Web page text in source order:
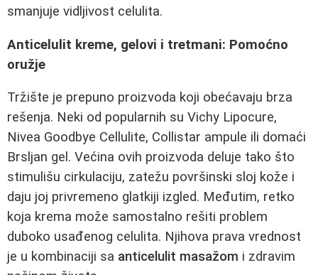
smanjuje vidljivost celulita.
Anticelulit kreme, gelovi i tretmani: Pomoćno
oružje
Tržište je prepuno proizvoda koji obećavaju brza
rešenja. Neki od popularnih su Vichy Lipocure,
Nivea Goodbye Cellulite, Collistar ampule ili domaći
Brsljan gel. Većina ovih proizvoda deluje tako što
stimulišu cirkulaciju, zatežu površinski sloj kože i
daju joj privremeno glatkiji izgled. Međutim, retko
koja krema može samostalno rešiti problem
duboko usađenog celulita. Njihova prava vrednost
je u kombinaciji sa anticelulit masažom i zdravim